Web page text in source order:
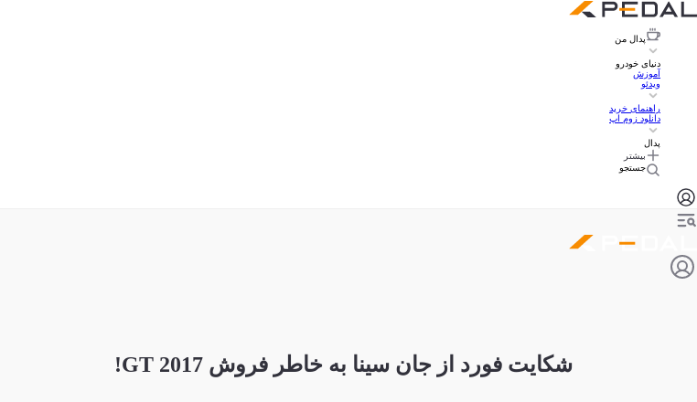
پدال من
دنیای خودرو
آموزش
ویدئو
راهنمای خرید
دانلود زوم اپ
پدال
بیشتر
جستجو
شکایت فورد از جان سینا به خاطر فروش GT 2017!